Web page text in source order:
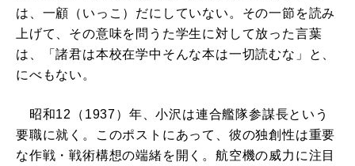
は、一顧（いっこ）だにしていない。その一節を読み
上げて、その意味を問うた学生に対して放った言葉
は、「諸君は本校在学中そんな本は一切読むな」と、
にべもない。
昭和12（1937）年、小沢は連合艦隊参謀長という
要職に就く。このポストにあって、彼の独創性は重要
な作戦・戦術構想の端緒を開く。航空機の威力に注目